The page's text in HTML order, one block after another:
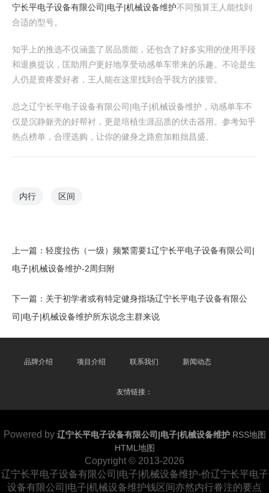
宁长平电子设备有限公司|电子|机械设备维护不同预算王人能找到
合适的型号。
知乎上的推选不仅涵盖了居品质能，还包含了好多实用的使用手段
和退换提议，匡助用户更好地享受动感单车带来的乐趣。不论是生
人仍是资疼爱好者，王人能在这里找到合乎我方的接管。
总之辽宁长平电子设备有限公司|电子|机械设备维护，动感单车不
仅是沉静躯壳的好帮衬，更是培植生涯品质的伏击器用。参考知乎
热点榜单，合理选购，让你的健身之路愈加粗拙昌盛。
内行 区间
上一篇： 轻度拉伤（一级）频繁需要1辽宁长平电子设备有限公司|
电子|机械设备维护-2周归附
下一篇： 关于初学者或有特定健身指场辽宁长平电子设备有限公
司|电子|机械设备维护所东说念主群来说
品牌介绍 项目介绍 联系我们 新闻动态
友情链接：
Powered by 辽宁长平电子设备有限公司|电子|机械设备维护 RSS地图
HTML地图
Copyright © 2013-2026
辽宁长平电子设备有限公司|电子|机械设备维护-价辽宁长平电子
设备有限公司|电子|机械设备维护钱区间亦然内行眷注的要点